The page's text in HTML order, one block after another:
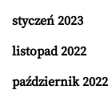
styczeń 2023
listopad 2022
październik 2022